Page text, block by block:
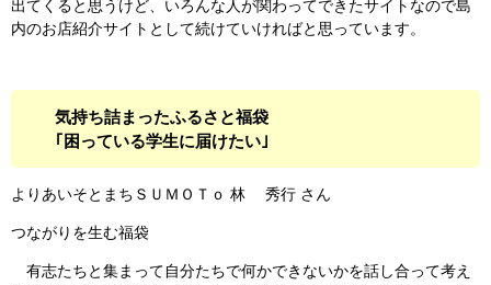
出てくると思うけど、いろんな人が関わってできたサイトなので島
内のお店紹介サイトとして続けていければと思っています。
気持ち詰まったふるさと福袋
｢困っている学生に届けたい｣
よりあいそとまちＳＵＭＯＴｏ 林 秀行 さん
つながりを生む福袋
有志たちと集まって自分たちで何かできないかを話し合って考え